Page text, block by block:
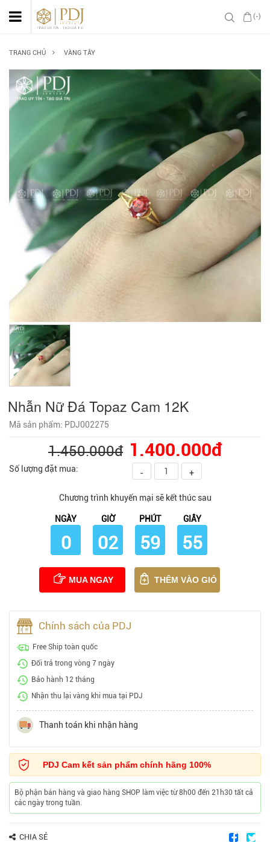
(-)
TRANG CHỦ VÀNG TÂY
Nhẫn Nữ Đá Topaz Cam 12K
Mã sản phẩm: PDJ002275
1.450.000đ 1.400.000đ
Số lượng đặt mua: - +
Chương trình khuyến mại sẽ kết thúc sau
NGÀY
0
GIỜ
02
PHÚT
59
GIÂY
54
MUA NGAY THÊM VÀO GIỎ
Chính sách của PDJ
Free Ship toàn quốc
Đổi trả trong vòng 7 ngày
Bảo hành 12 tháng
Nhận thu lại vàng khi mua tại PDJ
Thanh toán khi nhận hàng
PDJ Cam kết sản phẩm chính hãng 100%
Bộ phận bán hàng và giao hàng SHOP làm việc từ 8h00 đến 21h30 tất cả
các ngày trong tuần.
CHIA SẺ